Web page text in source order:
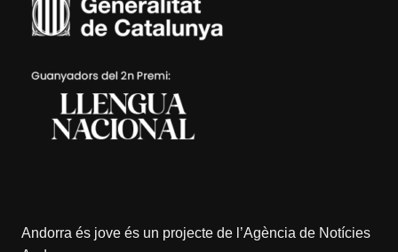
Andorra és jove és un projecte de l’Agència de Notícies